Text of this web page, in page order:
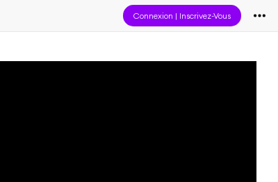
Connexion | Inscrivez-Vous